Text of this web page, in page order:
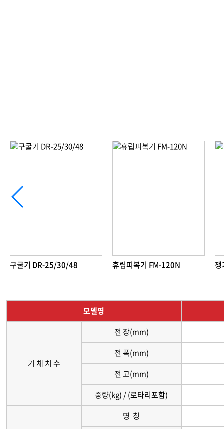
휴립피복기 FM-120N 쟁기 AP-25
모델명
기 체 치 수
전 장(mm)
전 폭(mm)
전 고(mm)
중량(kg) / (로타리포함)
명 칭